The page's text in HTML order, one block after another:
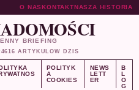
O NASKONTAKTNASZA HISTORIA
BRIEFING
16 ARTYKULOW DZIS
POLITYK
A
COOKIES
NEWS
LETT
ER
B
L
O
G